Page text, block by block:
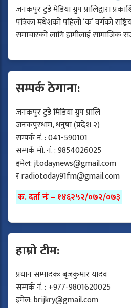
जनकपुर टुडे मेडिया ग्रुप प्रालिद्वारा
पत्रिका मधेशको पहिलो ‘क’ वर्गको
समाचारको लागि हामीलाई सामाजिक
सम्पर्क ठेगाना:
जनकपुर टुडे मिडिया ग्रुप प्रालि
जनकपुरधाम, धनुषा (प्रदेश २)
सम्पर्क नं. : 041-590101
सम्पर्क मो. नं. : 9854026025
इमेल:jtodaynews@gmail.com
रradiotoday91fm@gmail.com
क. दर्ता नंः – १४६२५२/०७२/०७३
हाम्रो टीम:
प्रधान सम्पादकः बृजकुमार यादव
सम्पर्क नं. : +977-9801620025
इमेल:brijkry@gmail.com